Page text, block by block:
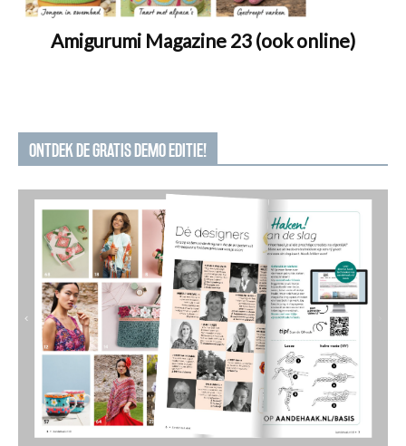
Amigurumi Magazine 23 (ook online)
ONTDEK DE GRATIS DEMO EDITIE!